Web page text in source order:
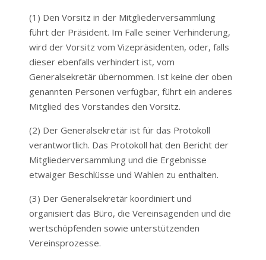
(1) Den Vorsitz in der Mitgliederversammlung
führt der Präsident. Im Falle seiner Verhinderung,
wird der Vorsitz vom Vizepräsidenten, oder, falls
dieser ebenfalls verhindert ist, vom
Generalsekretär übernommen. Ist keine der oben
genannten Personen verfügbar, führt ein anderes
Mitglied des Vorstandes den Vorsitz.
(2) Der Generalsekretär ist für das Protokoll
verantwortlich. Das Protokoll hat den Bericht der
Mitgliederversammlung und die Ergebnisse
etwaiger Beschlüsse und Wahlen zu enthalten.
(3) Der Generalsekretär koordiniert und
organisiert das Büro, die Vereinsagenden und die
wertschöpfenden sowie unterstützenden
Vereinsprozesse.